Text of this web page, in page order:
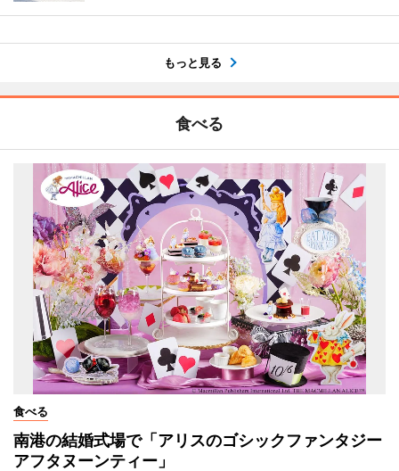
もっと見る
食べる
食べる
南港の結婚式場で「アリスのゴシックファンタジー
アフタヌーンティー」